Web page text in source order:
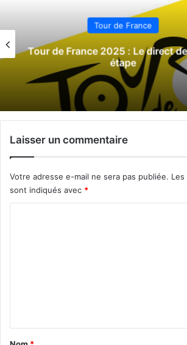
Tour de France
Tour de France 2025 : Le direct
étape
Laisser un commentaire
Votre adresse e-mail ne sera pas publiée.
sont indiqués avec *
a